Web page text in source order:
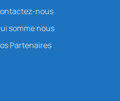
nous
somme nous
Partenaires